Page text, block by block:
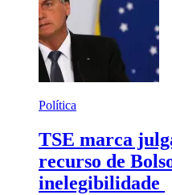
Política
TSE marca
recurso de
inelegibilidade